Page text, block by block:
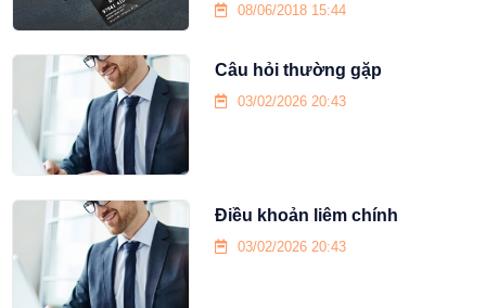
08/06/2018 15:44
Câu hỏi thường gặp
03/02/2026 20:43
Điều khoản liêm chính
03/02/2026 20:43